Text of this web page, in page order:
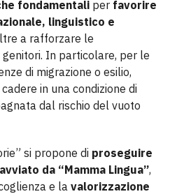
fondamentali per favorire
linguistico e
a rafforzare le
In particolare, per le
di migrazione o esilio,
in una condizione di
dal rischio del vuoto
si propone di proseguire
da “Mamma Lingua”,
e la valorizzazione